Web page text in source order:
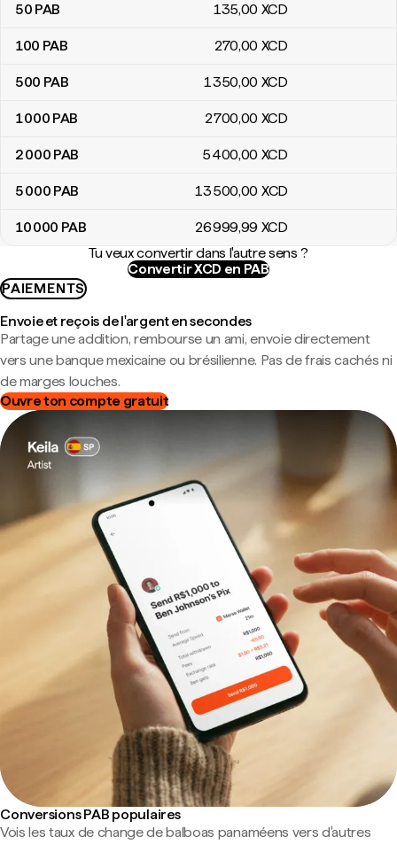
50 PAB 135,00 XCD
100 PAB 270,00 XCD
500 PAB 1 350,00 XCD
1 000 PAB 2 700,00 XCD
2 000 PAB 5 400,00 XCD
5 000 PAB 13 500,00 XCD
10 000 PAB 26 999,99 XCD
Tu veux convertir dans l'autre sens ?
Convertir XCD en PAB
PAIEMENTS
Envoie et reçois de l'argent en secondes
Partage une addition, rembourse un ami, envoie directement
vers une banque mexicaine ou brésilienne. Pas de frais cachés ni
de marges louches.
Ouvre ton compte gratuit
Conversions PAB populaires
Vois les taux de change de balboas panaméens vers d'autres